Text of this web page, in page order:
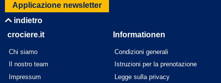
Applicazione newsletter
indietro
crociere.it
Chi siamo
Il nostro team
Impressum
Informationen
Condizioni generali
Istruzioni per la prenotazione
Legge sulla privacy